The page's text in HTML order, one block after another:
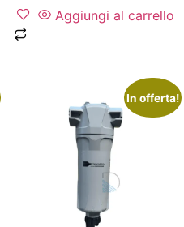
Aggiungi al carrello
In offerta!